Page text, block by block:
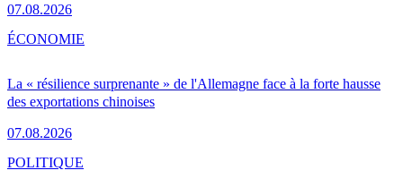
07.08.2026
La « résilience surprenante » de l'Allemagne face à la forte hausse
des exportations chinoises
07.08.2026
ÉCONOMIE
POLITIQUE